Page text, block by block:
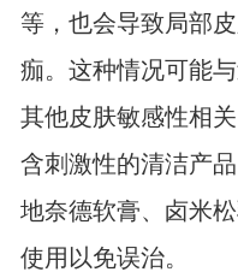
等，也会导致局部
痂。这种情况可能
其他皮肤敏感性相
含刺激性的清洁产
地奈德软膏、卤米
使用以免误治。